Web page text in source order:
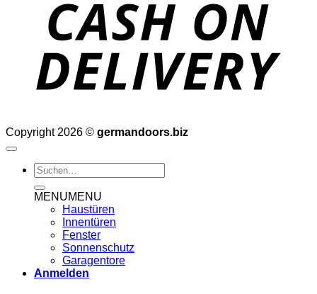
Copyright 2026 © germandoors.biz
Suchen
nach:
MENUMENU
Haustüren
Innentüren
Fenster
Sonnenschutz
Garagentore
Anmelden